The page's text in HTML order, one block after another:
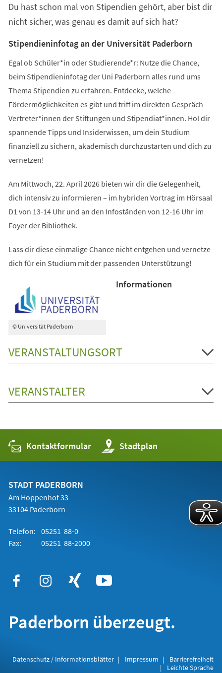
neuen
Tab)
Du hast schon mal von Stipendien gehört, aber bist dir
nicht sicher, was genau es damit auf sich hat?
Stipendieninfotag an der Universität Paderborn
Egal ob Schüler*in oder Studierende*r: Nutze die Chance,
beim Stipendieninfotag der Uni Paderborn alles rund ums
Thema Stipendien zu erfahren. Entdecke, welche
Fördermöglichkeiten es gibt und triff im direkten Gespräch
Vertreter*innen der Stiftungen und Stipendiat*innen. Hol dir
spannende Tipps und Insiderwissen, um dein Studium
finanziell zu sichern, akademisch durchzustarten und dich zu
vernetzen!
Am Mittwoch, 22. April 2026 bieten wir dir die Gelegenheit,
dich intensiv zu informieren – im hybriden Vortrag im Hörsaal
D1 von 13-14 Uhr und an den Infoständen von 12-16 Uhr im
Foyer der Bibliothek.
Lass dir diese einmalige Chance nicht entgehen und vernetze
dich für ein Studium mit der passenden Unterstützung!
© Universität Paderborn
Informationen
VERANSTALTUNGSORT
VERANSTALTER
Kontaktformular Stadtplan
(Öffnet
in
einem
STADT PADERBORN
Am Hoppenhof 33
33104 Paderborn
Telefon: 05251 88-0
Fax:
05251 88-2000
Paderborn überzeugt.
Datenschutz / Informationsblätter Impressum
Barrierefreiheit
Leichte Sprache